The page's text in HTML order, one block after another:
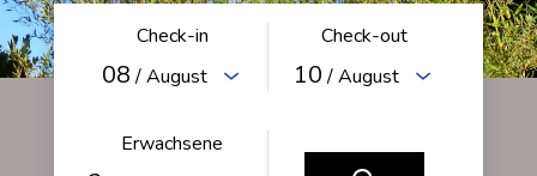
Check-in
08 / August
Check-out
10 / August
Erwachsene